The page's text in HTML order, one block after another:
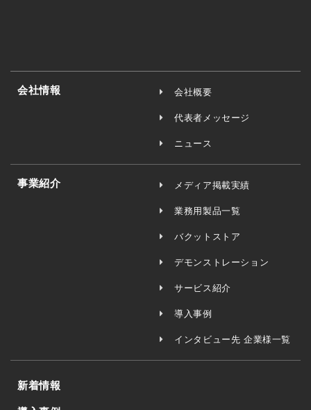
会社情報 会社概要
代表者メッセージ
ニュース
事業紹介 メディア掲載実績
業務用製品一覧
バクットストア
デモンストレーション
サービス紹介
導入事例
インタビュー先 企業様一覧
新着情報